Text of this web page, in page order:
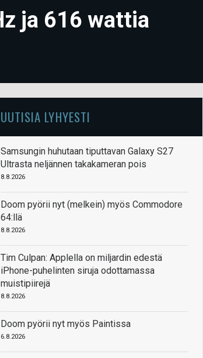
ja 616 wattia
UUTISIA LYHYESTI
Samsungin huhutaan tiputtavan Galaxy S27
Ultrasta neljännen takakameran pois
8.8.2026
Doom pyörii nyt (melkein) myös Commodore
64:llä
8.8.2026
Tim Culpan: Applella on miljardin edestä
iPhone-puhelinten siruja odottamassa
muistipiirejä
8.8.2026
Doom pyörii nyt myös Paintissa
6.8.2026